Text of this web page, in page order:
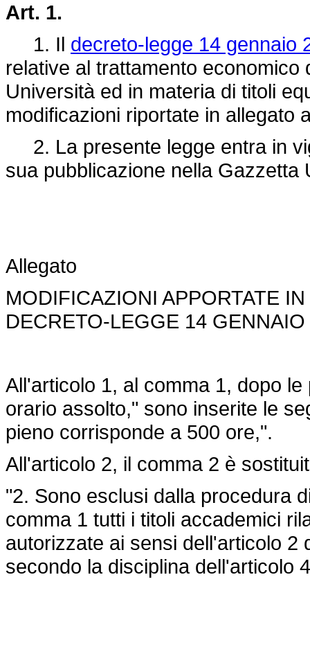
Art. 1.
1. Il decreto-legge 14 gennaio
relative al trattamento
Università ed in materia di titoli
modificazioni riportate in allegato
2. La presente legge entra in
sua pubblicazione nella Gazzetta
Allegato
MODIFICAZIONI APPORTATE
DECRETO-LEGGE 14
All'articolo 1, al comma 1, dopo
orario assolto," sono inserite le
pieno corrisponde a 500 ore,".
All'articolo 2, il comma 2 è
"2. Sono esclusi dalla procedura
comma 1 tutti i titoli accademici
autorizzate ai sensi dell'articolo 2
secondo la disciplina dell'articolo